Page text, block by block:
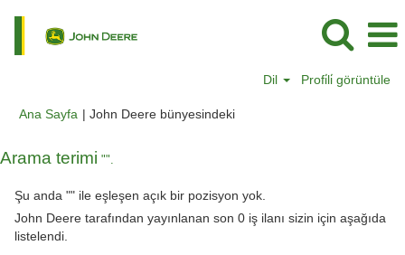
Dil Profi̇li̇ görüntüle
Ana Sayfa | John Deere bünyesindeki(mevcut
Arama terimi "".
Şu anda "" ile eşleşen açık bir pozisyon yok.
John Deere tarafından yayınlanan son 0 iş ilanı sizin için aşağıda
listelendi.